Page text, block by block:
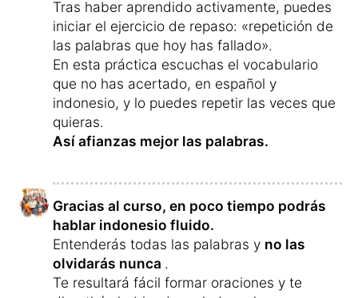
indonesio?
Para viajar
Para una relación
bilingüe
universidad o
Para emigrar
9,8 %
Por profesión y
carrera
9,2 %
Para comunicarse
con familiares